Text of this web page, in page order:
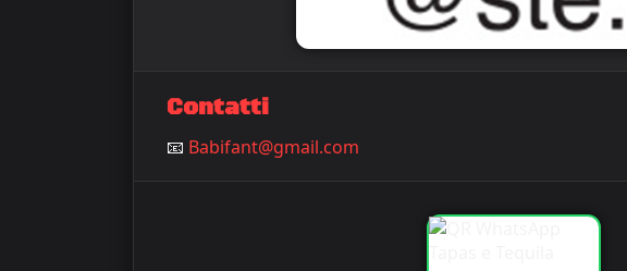
Contatti
📧 Babifant@gmail.com